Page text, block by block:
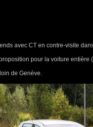
avec CT en contre-visite
pour la voiture
de Genève.